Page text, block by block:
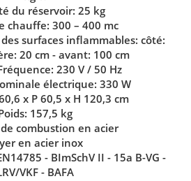
du réservoir: 25 kg
chauffe: 300 – 400 mc
surfaces inflammables: côté:
20 cm - avant: 100 cm
230 V / 50 Hz
électrique: 330 W
x P 60,5 x H 120,3 cm
157,5 kg
combustion en acier
en acier inox
- BImSchV II - 15a B-VG -
VKF - BAFA